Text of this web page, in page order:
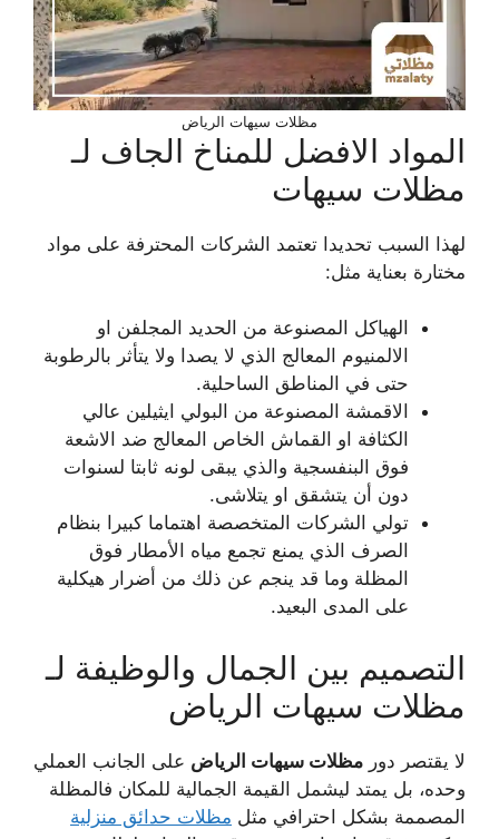
مظلات سيهات الرياض
المواد الافضل للمناخ الجاف لـ
مظلات سيهات
لهذا السبب تحديدا تعتمد الشركات المحترفة على مواد
مختارة بعناية مثل:
الهياكل المصنوعة من الحديد المجلفن او
الالمنيوم المعالج الذي لا يصدا ولا يتأثر بالرطوبة
حتى في المناطق الساحلية.
الاقمشة المصنوعة من البولي ايثيلين عالي
الكثافة او القماش الخاص المعالج ضد الاشعة
فوق البنفسجية والذي يبقى لونه ثابتا لسنوات
دون أن يتشقق او يتلاشى.
تولي الشركات المتخصصة اهتماما كبيرا بنظام
الصرف الذي يمنع تجمع مياه الأمطار فوق
المظلة وما قد ينجم عن ذلك من أضرار هيكلية
على المدى البعيد.
التصميم بين الجمال والوظيفة لـ
مظلات سيهات الرياض
لا يقتصر دور مظلات سيهات الرياض على الجانب العملي
وحده، بل يمتد ليشمل القيمة الجمالية للمكان فالمظلة
المصممة بشكل احترافي مثل مظلات حدائق منزلية